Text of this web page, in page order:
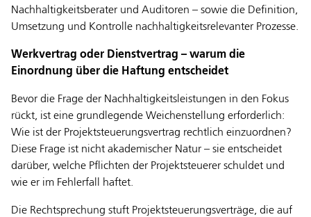
Nachhaltigkeitsberater und Auditoren – sowie die Definition,
Umsetzung und Kontrolle nachhaltigkeitsrelevanter Prozesse.
Werkvertrag oder Dienstvertrag – warum die
Einordnung über die Haftung entscheidet
Bevor die Frage der Nachhaltigkeitsleistungen in den Fokus
rückt, ist eine grundlegende Weichenstellung erforderlich:
Wie ist der Projektsteuerungsvertrag rechtlich einzuordnen?
Diese Frage ist nicht akademischer Natur – sie entscheidet
darüber, welche Pflichten der Projektsteuerer schuldet und
wie er im Fehlerfall haftet.
Die Rechtsprechung stuft Projektsteuerungsverträge, die auf